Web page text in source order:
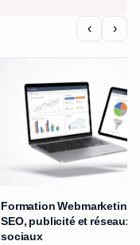
‹ ›
Formation Webmarketing
SEO, publicité et réseaux
sociaux